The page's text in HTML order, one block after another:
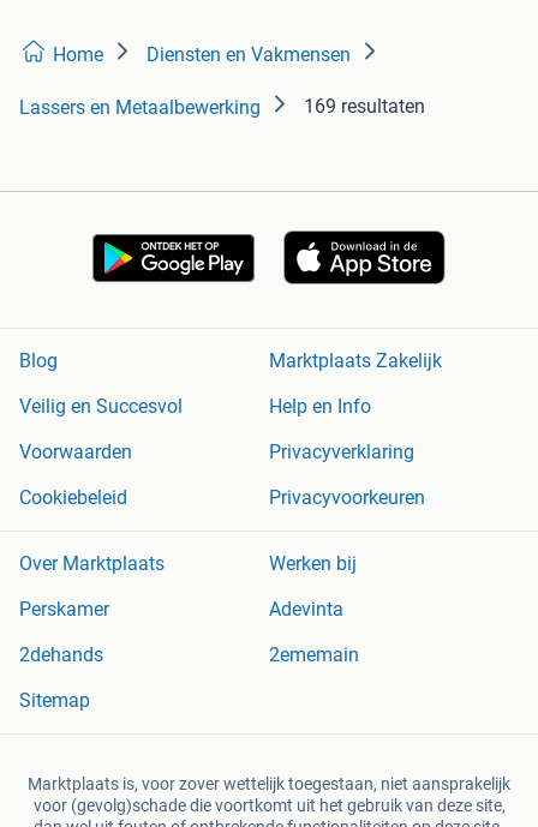
Home Diensten en Vakmensen
Lassers en Metaalbewerking 169 resultaten
Blog
Marktplaats Zakelijk
Veilig en Succesvol
Help en Info
Voorwaarden
Privacyverklaring
Cookiebeleid
Privacyvoorkeuren
Over Marktplaats
Werken bij
Perskamer
Adevinta
2dehands
2ememain
Sitemap
Marktplaats is, voor zover wettelijk toegestaan, niet aansprakelijk
voor (gevolg)schade die voortkomt uit het gebruik van deze site,